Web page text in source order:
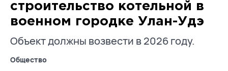
строительство котельной в
военном городке Улан-Удэ
Объект должны возвести в 2026 году.
Общество